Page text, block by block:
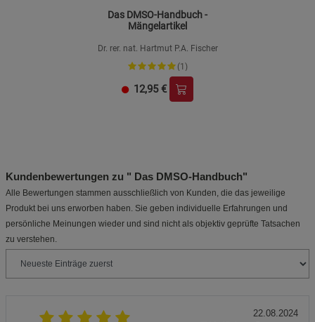
Das DMSO-Handbuch -
Mängelartikel
Dr. rer. nat. Hartmut P.A. Fischer
(1)
12,95 €
Kundenbewertungen zu " Das DMSO-Handbuch"
Alle Bewertungen stammen ausschließlich von Kunden, die das jeweilige
Produkt bei uns erworben haben. Sie geben individuelle Erfahrungen und
persönliche Meinungen wieder und sind nicht als objektiv geprüfte Tatsachen
zu verstehen.
22.08.2024